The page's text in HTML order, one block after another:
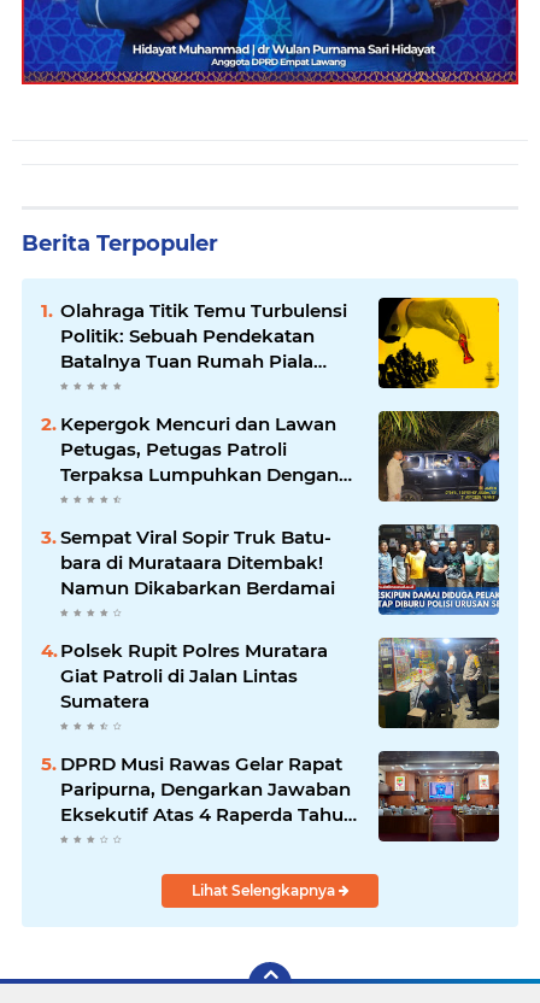
Berita Terpopuler
Olahraga Titik Temu Turbulensi
Politik: Sebuah Pendekatan
Batalnya Tuan Rumah Piala
Dunia U-20
Kepergok Mencuri dan Lawan
Petugas, Petugas Patroli
Terpaksa Lumpuhkan Dengan
Peluru Karet
Sempat Viral Sopir Truk Batu-
bara di Murataara Ditembak!
Namun Dikabarkan Berdamai
Polsek Rupit Polres Muratara
Giat Patroli di Jalan Lintas
Sumatera
DPRD Musi Rawas Gelar Rapat
Paripurna, Dengarkan Jawaban
Eksekutif Atas 4 Raperda Tahun
2026
Lihat Selengkapnya